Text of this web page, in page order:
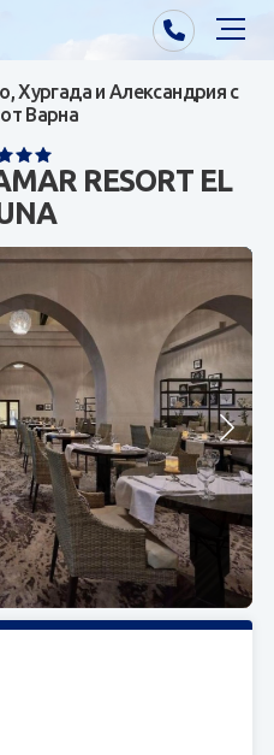
Бургас
Хургада и Александрия с
Варна
RESORT EL